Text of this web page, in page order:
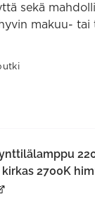
sekä
makuu- tai
kirkas 2700K